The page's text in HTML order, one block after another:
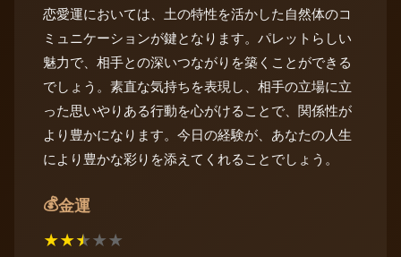
恋愛運においては、土の特性を活かした自然体のコ
ミュニケーションが鍵となります。パレットらしい
魅力で、相手との深いつながりを築くことができる
でしょう。素直な気持ちを表現し、相手の立場に立
った思いやりある行動を心がけることで、関係性が
より豊かになります。今日の経験が、あなたの人生
により豊かな彩りを添えてくれることでしょう。
💰金運
★★★★★